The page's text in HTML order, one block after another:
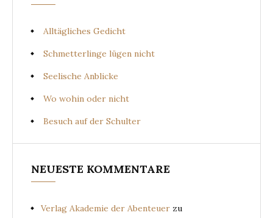
Alltägliches Gedicht
Schmetterlinge lügen nicht
Seelische Anblicke
Wo wohin oder nicht
Besuch auf der Schulter
NEUESTE KOMMENTARE
Verlag Akademie der Abenteuer zu